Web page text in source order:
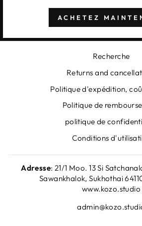
ACHETEZ
Recherche
Returns and
Politique d'expédition,
Politique de
politique de
Conditions
Adresse: 21/1 Moo. 13 Si
Sawankhalok, Sukhothai
www.kozo.studio